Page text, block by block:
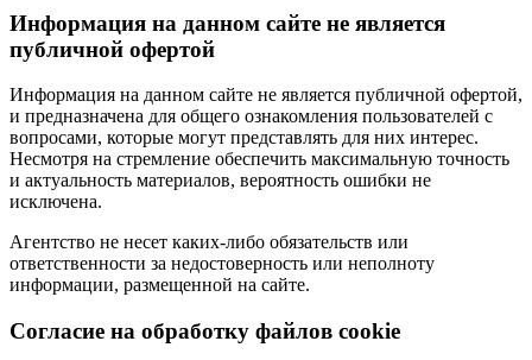
Информация на данном сайте не является
публичной офертой
Информация на данном сайте не является публичной офертой,
и предназначена для общего ознакомления пользователей с
вопросами, которые могут представлять для них интерес.
Несмотря на стремление обеспечить максимальную точность
и актуальность материалов, вероятность ошибки не
исключена.
Агентство не несет каких-либо обязательств или
ответственности за недостоверность или неполноту
информации, размещенной на сайте.
Cогласие на обработку файлов cookie